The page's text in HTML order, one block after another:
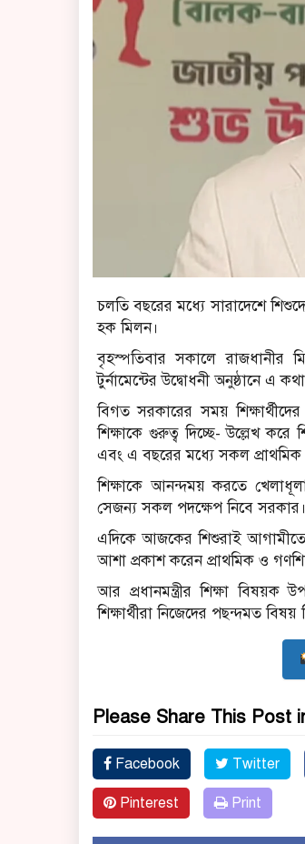
চলতি বছরের মধ্যে সারাদেশে
হক মিলন।
বৃহস্পতিবার সকালে রাজধানীর
টুর্নামেন্টের উদ্বোধনী অনুষ্ঠানে এ
বিগত সরকারের সময়
শিক্ষাকে গুরুত্ব দিচ্ছে- উল্লেখ করে
এবং এ বছরের মধ্যে সকল প্রাথমিক
শিক্ষাকে আনন্দময় করতে
সেজন্য সকল পদক্ষেপ নিবে সরকার।
এদিকে আজকের শিশুরাই আগামীতে
আশা প্রকাশ করেন প্রাথমিক ও
আর প্রধানমন্ত্রীর শিক্ষা বিষয়ক
শিক্ষার্থীরা নিজেদের পছন্দমত
Please Share This Post
Facebook Twitter
Pinterest Print